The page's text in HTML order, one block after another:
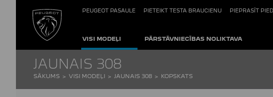
PEUGEOT PASAULE PIETEIKT TESTA BRAUCIENU PIEPRASĪT
VISI MODEĻI PĀRSTĀVNIECĪBAS NOLIKTAVA
JAUNAIS 308
SĀKUMS VISI MODEĻI JAUNAIS 308 KOPSKATS